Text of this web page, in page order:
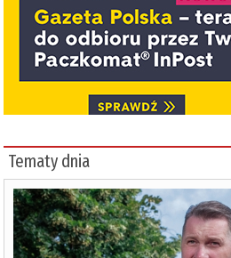
Tematy dnia